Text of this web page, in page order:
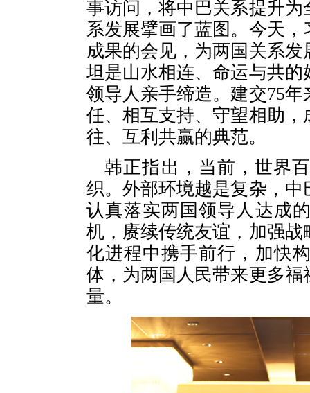
事访问，将中巴关系提升
系发展擘画了蓝图。今天
成果的会见，为两国关系
坦是山水相连、命运与共
领导人亲手缔造。建交75
任、相互支持、守望相助
往、互利共赢的典范。
韩正指出，当前，世界
织。外部环境越是复杂，
认真落实两国领导人达成
机，赓续传统友谊，加强
化进程中携手前行，加快
体，为两国人民带来更多
量。